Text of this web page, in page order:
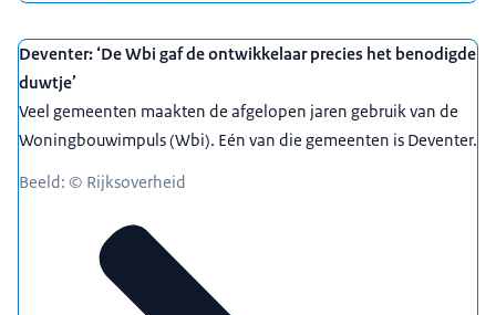
Deventer: ‘De Wbi gaf de ontwikkelaar precies het benodigde
duwtje’
Veel gemeenten maakten de afgelopen jaren gebruik van de
Woningbouwimpuls (Wbi). Eén van die gemeenten is Deventer.
Beeld: © Rijksoverheid